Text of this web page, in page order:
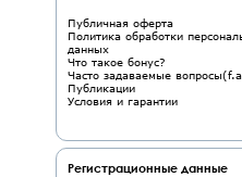
Публичная оферта
Политика обработки
данных
Что такое бонус?
Часто задаваемые
Публикации
Условия и гарантии
Регистрационные данные
Rise для Nintendo Switch во всей